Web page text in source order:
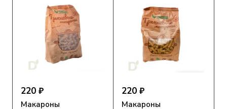
220 ₽
Макароны
220 ₽
Макароны